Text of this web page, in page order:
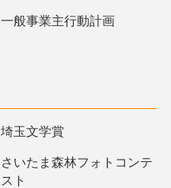
一般事業主行動計画
埼玉文学賞
さいたま森林フォトコンテ
スト